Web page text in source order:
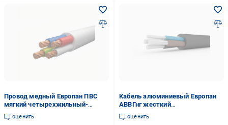
Провод медный Европан ПВС
мягкий четырехжильный-
многопроволочный 4х4 мм2
(43622-1C)
оценить
Кабель алюминиевый Европан
АВВГнг жесткий
четырехжильный/
однопроволочный 4х240 мм2
оценить